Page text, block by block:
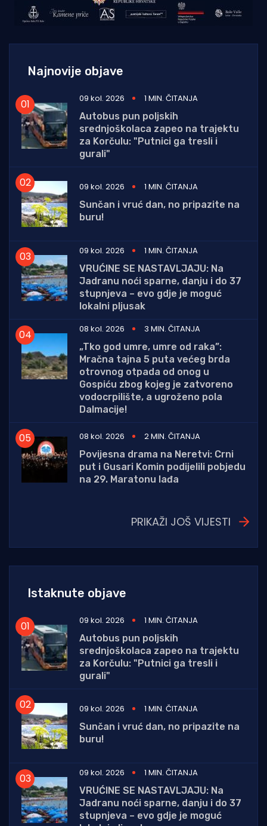
Najnovije objave
09 kol. 2026
1 MIN. ČITANJA
Autobus pun poljskih
srednjoškolaca zapeo na trajektu
za Korčulu: "Putnici ga tresli i
gurali"
09 kol. 2026
1 MIN. ČITANJA
Sunčan i vruć dan, no pripazite na
buru!
09 kol. 2026
1 MIN. ČITANJA
VRUĆINE SE NASTAVLJAJU: Na
Jadranu noći sparne, danju i do 37
stupnjeva – evo gdje je moguć
lokalni pljusak
08 kol. 2026
3 MIN. ČITANJA
„Tko god umre, umre od raka”:
Mračna tajna 5 puta većeg brda
otrovnog otpada od onog u
Gospiću zbog kojeg je zatvoreno
vodocrpilište, a ugroženo pola
Dalmacije!
08 kol. 2026
2 MIN. ČITANJA
Povijesna drama na Neretvi: Crni
put i Gusari Komin podijelili pobjedu
na 29. Maratonu lađa
PRIKAŽI JOŠ VIJESTI
Istaknute objave
09 kol. 2026
1 MIN. ČITANJA
Autobus pun poljskih
srednjoškolaca zapeo na trajektu
za Korčulu: "Putnici ga tresli i
gurali"
09 kol. 2026
1 MIN. ČITANJA
Sunčan i vruć dan, no pripazite na
buru!
09 kol. 2026
1 MIN. ČITANJA
VRUĆINE SE NASTAVLJAJU: Na
Jadranu noći sparne, danju i do 37
stupnjeva – evo gdje je moguć